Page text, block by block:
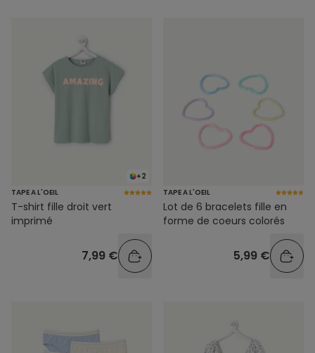
+2
TAPE A L'OEIL
T-shirt fille droit vert
imprimé
7,99 €
TAPE A L'OEIL
Lot de 6 bracelets fille en
forme de coeurs colorés
5,99 €